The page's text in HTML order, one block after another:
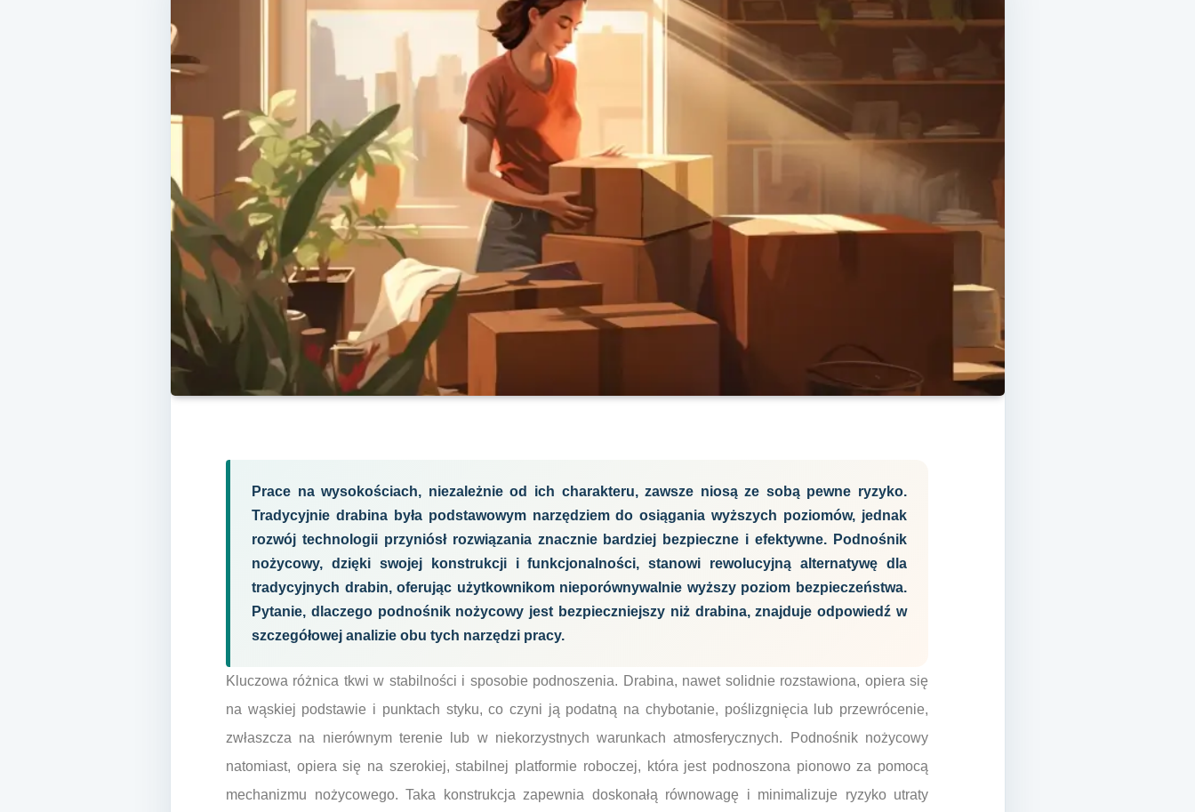
Prace na wysokościach, niezależnie od ich charakteru, zawsze niosą ze sobą pewne ryzyko.
Tradycyjnie drabina była podstawowym narzędziem do osiągania wyższych poziomów, jednak
rozwój technologii przyniósł rozwiązania znacznie bardziej bezpieczne i efektywne. Podnośnik
nożycowy, dzięki swojej konstrukcji i funkcjonalności, stanowi rewolucyjną alternatywę dla
tradycyjnych drabin, oferując użytkownikom nieporównywalnie wyższy poziom bezpieczeństwa.
Pytanie, dlaczego podnośnik nożycowy jest bezpieczniejszy niż drabina, znajduje odpowiedź w
szczegółowej analizie obu tych narzędzi pracy.
Kluczowa różnica tkwi w stabilności i sposobie podnoszenia. Drabina, nawet solidnie rozstawiona, opiera się
na wąskiej podstawie i punktach styku, co czyni ją podatną na chybotanie, poślizgnięcia lub przewrócenie,
zwłaszcza na nierównym terenie lub w niekorzystnych warunkach atmosferycznych. Podnośnik nożycowy
natomiast, opiera się na szerokiej, stabilnej platformie roboczej, która jest podnoszona pionowo za pomocą
mechanizmu nożycowego. Taka konstrukcja zapewnia doskonałą równowagę i minimalizuje ryzyko utraty